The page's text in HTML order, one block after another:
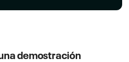
demostración